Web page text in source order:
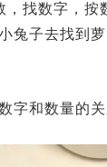
，找数字，按
兔子去找到
字和数量的关